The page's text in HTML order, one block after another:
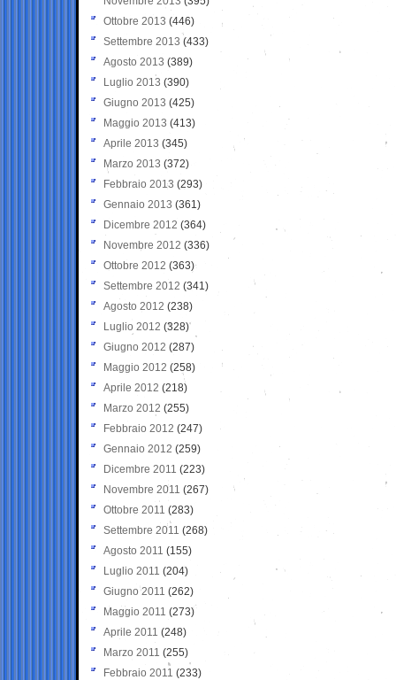
Ottobre 2013 (446)
Settembre 2013 (433)
Agosto 2013 (389)
Luglio 2013 (390)
Giugno 2013 (425)
Maggio 2013 (413)
Aprile 2013 (345)
Marzo 2013 (372)
Febbraio 2013 (293)
Gennaio 2013 (361)
Dicembre 2012 (364)
Novembre 2012 (336)
Ottobre 2012 (363)
Settembre 2012 (341)
Agosto 2012 (238)
Luglio 2012 (328)
Giugno 2012 (287)
Maggio 2012 (258)
Aprile 2012 (218)
Marzo 2012 (255)
Febbraio 2012 (247)
Gennaio 2012 (259)
Dicembre 2011 (223)
Novembre 2011 (267)
Ottobre 2011 (283)
Settembre 2011 (268)
Agosto 2011 (155)
Luglio 2011 (204)
Giugno 2011 (262)
Maggio 2011 (273)
Aprile 2011 (248)
Marzo 2011 (255)
Febbraio 2011 (233)